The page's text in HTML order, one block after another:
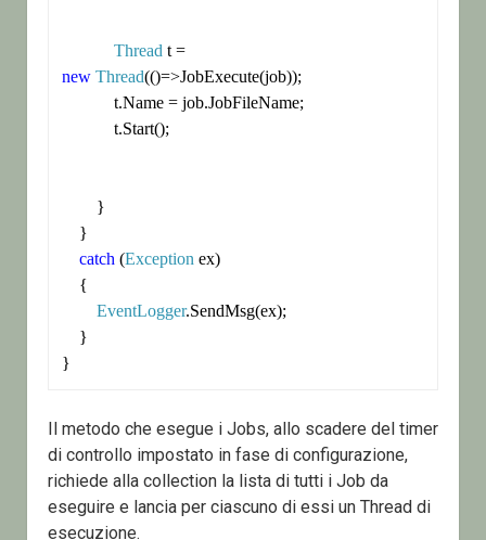
Thread
t =
new Thread(()=>JobExecute(job));
catch (Exception ex)
EventLogger.SendMsg(ex);
}
Il metodo che esegue i Jobs, allo scadere del timer
di controllo impostato in fase di configurazione,
richiede alla collection la lista di tutti i Job da
eseguire e lancia per ciascuno di essi un Thread di
esecuzione.